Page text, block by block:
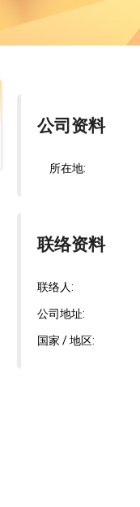
公司资料
所在地:
联络资料
联络人:
公司地址:
国家 / 地区: